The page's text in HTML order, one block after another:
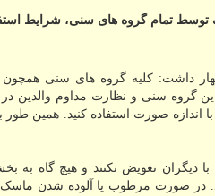
تمام گروه های سنی، شرایط
داشت: کلیه گروه های سنی
گروه سنی و نظارت مداوم والدین
صورت استفاده کنید. همین
دیگران تعویض نکنند و هیچ گاه به
در صورت مرطوب یا آلوده شدن ماسک